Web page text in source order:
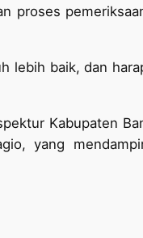
proses
lebih baik, dan
Kabupaten
yang